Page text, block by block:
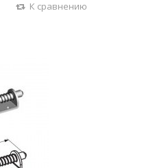
К сравнению